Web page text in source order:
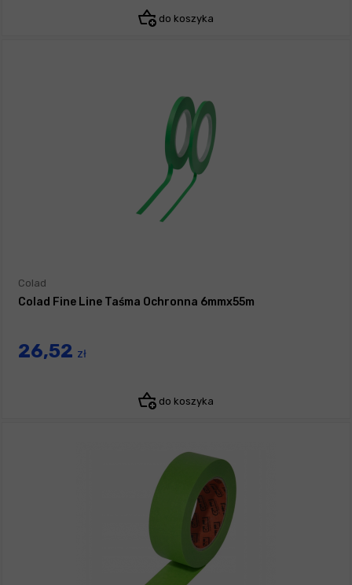
do koszyka
Colad
Colad Fine Line Taśma Ochronna 6mmx55m
26,52 zł
do koszyka